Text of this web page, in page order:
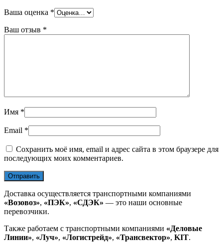
Ваша оценка *
Ваш отзыв *
Имя *
Email *
Сохранить моё имя, email и адрес сайта в этом браузере для
последующих моих комментариев.
Доставка осуществляется транспортными компаниями
«Возовоз», «ПЭК», «СДЭК» — это наши основные
перевозчики.
Также работаем с транспортными компаниями «Деловые
Линии», «Луч», «Логистрейд», «Трансвектор», KIT.